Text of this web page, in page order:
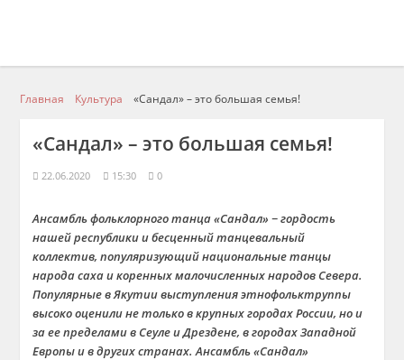
Главная Культура «Сандал» – это большая семья!
«Сандал» – это большая семья!
22.06.2020 15:30 0
Ансамбль фольклорного танца «Сандал» − гордость
нашей республики и бесценный танцевальный
коллектив, популяризующий национальные танцы
народа саха и коренных малочисленных народов Севера.
Популярные в Якутии выступления этнофольктруппы
высоко оценили не только в крупных городах России, но и
за ее пределами в Сеуле и Дрездене, в городах Западной
Европы и в других странах. Ансамбль «Сандал»